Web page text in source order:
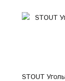
STOUT